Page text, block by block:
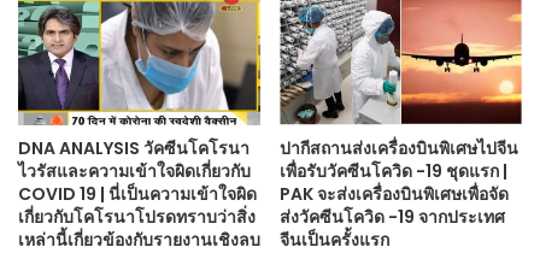
DNA ANALYSIS วัคซีนโคโรนา
ไวรัสและความเข้าใจผิดเกี่ยวกับ
COVID 19 | นี่เป็นความเข้าใจผิด
เกี่ยวกับโคโรนาโปรดทราบว่าสิ่ง
เหล่านี้เกี่ยวข้องกับรายงานเชิงลบ
ปากีสถานส่งเครื่องบินพิเศษไปจีน
เพื่อรับวัคซีนโควิด -19 ชุดแรก |
PAK จะส่งเครื่องบินพิเศษเพื่อจัด
ส่งวัคซีนโควิด -19 จากประเทศ
จีนเป็นครั้งแรก